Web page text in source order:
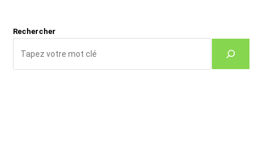
Rechercher